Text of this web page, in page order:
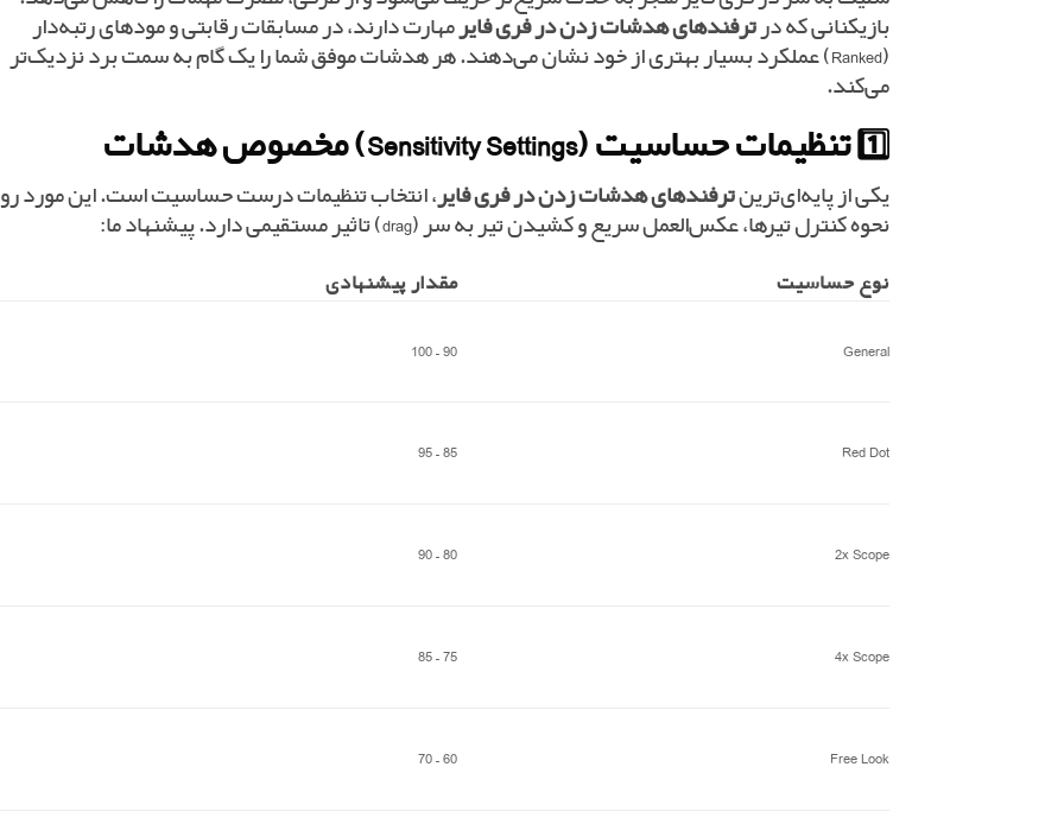
بازیکنانی که درترفندهای هدشات زدن در فری فایرمهارت دارند، در مسابقات رقابتی و مودهای رتبه‌دار
(Ranked) عملکرد بسیار بهتری از خود نشان می‌دهند. هر هدشات موفق شما را یک گام به سمت برد نزدیک‌تر
می‌کند.
1️⃣ تنظیمات حساسیت (Sensitivity Settings) مخصوص هدشات
یکی از پایه‌ای‌ترینترفندهای هدشات زدن در فری فایر، انتخاب تنظیمات درست حساسیت است. این مورد
نحوه کنترل تیرها، عکس‌العمل سریع و کشیدن تیر به سر (drag) تاثیر مستقیمی دارد. پیشنهاد ما:
نوع حساسیت مقدار پیشنهادی
General
90 – 100
Red Dot
85 – 95
2x Scope
80 – 90
4x Scope
75 – 85
Free Look
60 – 70